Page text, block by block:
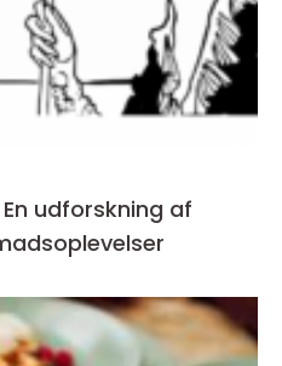
udforskning af